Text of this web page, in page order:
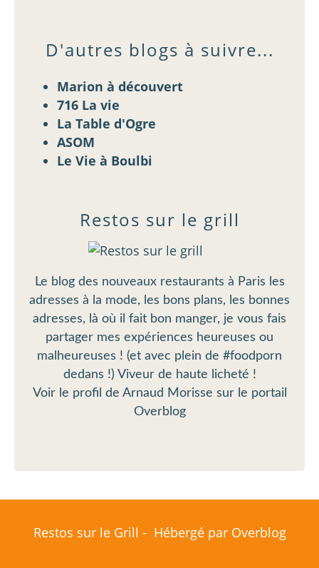
Restos sur le grill
Le blog des nouveaux restaurants à Paris les
adresses à la mode, les bons plans, les bonnes
adresses, là où il fait bon manger, je vous fais
partager mes expériences heureuses ou
malheureuses ! (et avec plein de #foodporn
dedans !) Viveur de haute licheté !
Voir le profil de Arnaud Morisse sur le portail
Overblog
D'autres blogs à suivre...
Marion à découvert
716 La vie
La Table d'Ogre
ASOM
Le Vie à Boulbi
Restos sur le Grill - Hébergé par Overblog